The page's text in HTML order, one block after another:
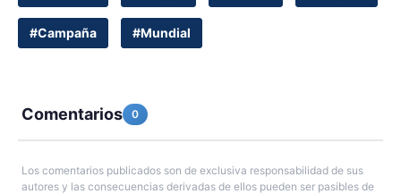
#Campaña #Mundial
Comentarios 0
Los comentarios publicados son de exclusiva responsabilidad de sus
autores y las consecuencias derivadas de ellos pueden ser pasibles de